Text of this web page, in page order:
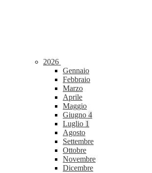
2026
Gennaio
Febbraio
Marzo
Aprile
Maggio
Giugno 4
Luglio 1
Agosto
Settembre
Ottobre
Novembre
Dicembre